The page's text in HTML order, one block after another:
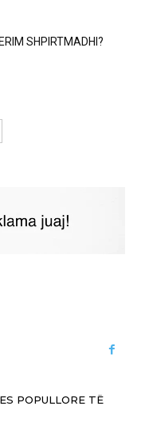
SHPIRTMADHI?
POPULLORE TË